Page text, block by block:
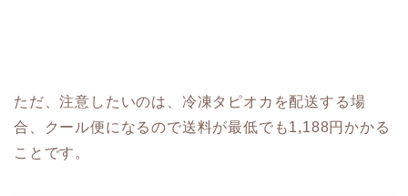
ただ、注意したいのは、冷凍タピオカを配送する場
合、クール便になるので送料が最低でも1,188円かかる
ことです。